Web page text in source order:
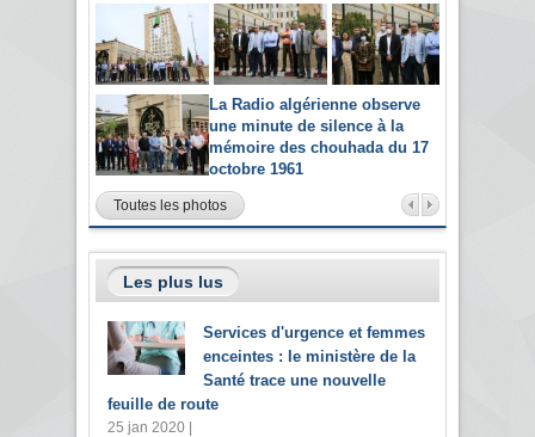
La Radio algérienne observe
une minute de silence à la
mémoire des chouhada du 17
octobre 1961
Toutes les photos
Les plus lus
Services d'urgence et femmes
enceintes : le ministère de la
Santé trace une nouvelle
feuille de route
25 jan 2020 |